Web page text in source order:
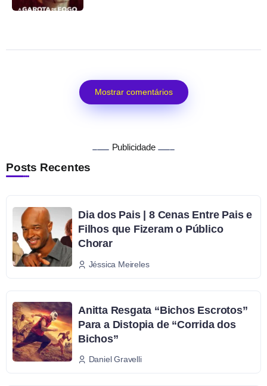
Mostrar comentários
Publicidade
Posts Recentes
Dia dos Pais | 8 Cenas Entre Pais e
Filhos que Fizeram o Público
Chorar
Jéssica Meireles
Anitta Resgata “Bichos Escrotos”
Para a Distopia de “Corrida dos
Bichos”
Daniel Gravelli